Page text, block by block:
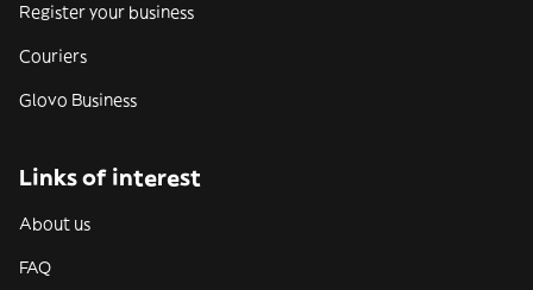
Register your business
Couriers
Glovo Business
Links of interest
About us
FAQ